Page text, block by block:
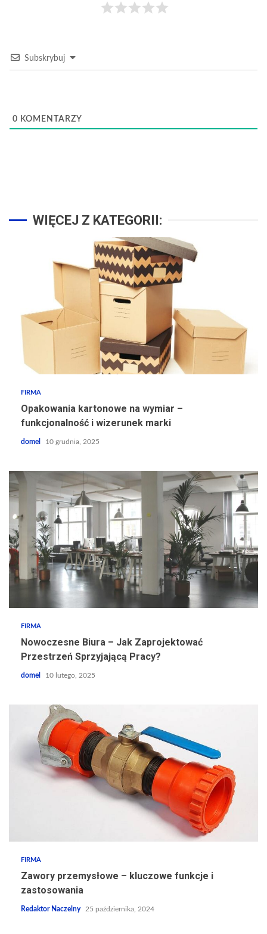
Subskrybuj
0 KOMENTARZY
WIĘCEJ Z KATEGORII:
FIRMA
Opakowania kartonowe na wymiar –
funkcjonalność i wizerunek marki
domel 10 grudnia, 2025
FIRMA
Nowoczesne Biura – Jak Zaprojektować
Przestrzeń Sprzyjającą Pracy?
domel 10 lutego, 2025
FIRMA
Zawory przemysłowe – kluczowe funkcje i
zastosowania
Redaktor Naczelny 25 października, 2024